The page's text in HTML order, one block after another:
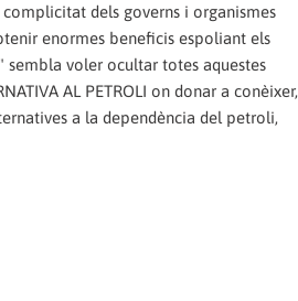
dels governs i organismes
enormes beneficis espoliant els
sembla voler ocultar totes aquestes
AL PETROLI on donar a conèixer,
a la dependència del petroli,